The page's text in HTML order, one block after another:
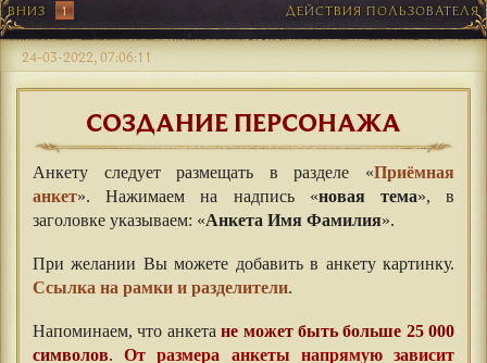
ВНИЗ 1 ДЕЙСТВИЯ ПОЛЬЗОВАТЕЛЯ
24-03-2022, 07:06:11
СОЗДАНИЕ ПЕРСОНАЖА
Анкету следует размещать в разделе «Приёмная
анкет». Нажимаем на надпись «новая тема», в
заголовке указываем: «Анкета Имя Фамилия».
При желании Вы можете добавить в анкету картинку.
Ссылка на рамки и разделители.
Напоминаем, что анкетане может быть больше 25 000
символов.От размера анкеты напрямую зависит